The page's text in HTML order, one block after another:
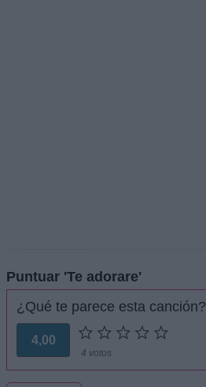
Puntuar 'Te adorare'
¿Qué te parece esta canción?
4,00
4 votos